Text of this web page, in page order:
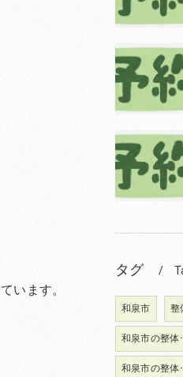
います。
タグ
和泉市 整
和泉市の整体
和泉市の整体